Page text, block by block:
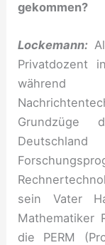
gekommen?
Lockemann:
Privatdozent
während
Grundzüge
sein Vater
Mathematiker
die PERM